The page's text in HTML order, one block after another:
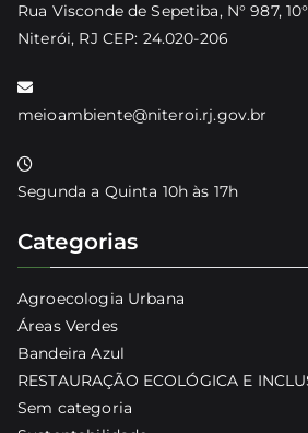
Rua Visconde de Sepetiba, N° 987,
Niterói, RJ CEP: 24.020-206
meioambiente@niteroi.rj.gov.br
Segunda a Quinta 10h às 17h
Categorias
Agroecologia Urbana
Áreas Verdes
Bandeira Azul
RESTAURAÇÃO ECOLÓGICA E
Sem categoria